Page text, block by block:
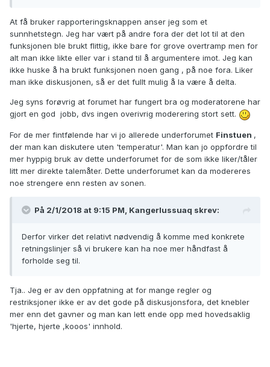
At få bruker rapporteringsknappen anser jeg som et
sunnhetstegn. Jeg har vært på andre fora der det lot til at den
funksjonen ble brukt flittig, ikke bare for grove overtramp men for
alt man ikke likte eller var i stand til å argumentere imot. Jeg kan
ikke huske å ha brukt funksjonen noen gang , på noe fora. Liker
man ikke diskusjonen, så er det fullt mulig å la være å delta.
Jeg syns forøvrig at forumet har fungert bra og moderatorene har
gjort en god jobb, dvs ingen overivrig moderering stort sett.
For de mer fintfølende har vi jo allerede underforumet Finstuen ,
der man kan diskutere uten 'temperatur'. Man kan jo oppfordre til
mer hyppig bruk av dette underforumet for de som ikke liker/tåler
litt mer direkte talemåter. Dette underforumet kan da modereres
noe strengere enn resten av sonen.
På 2/1/2018 at 9:15 PM, Kangerlussuaq skrev:
Derfor virker det relativt nødvendig å komme med konkrete
retningslinjer så vi brukere kan ha noe mer håndfast å
forholde seg til.
Tja.. Jeg er av den oppfatning at for mange regler og
restriksjoner ikke er av det gode på diskusjonsfora, det knebler
mer enn det gavner og man kan lett ende opp med hovedsaklig
'hjerte, hjerte ,kooos' innhold.